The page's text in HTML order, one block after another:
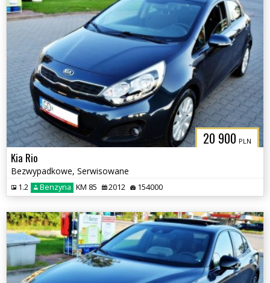
20 900 PLN
Kia Rio
Bezwypadkowe, Serwisowane
1.2 Benzyna KM 85 2012 154000